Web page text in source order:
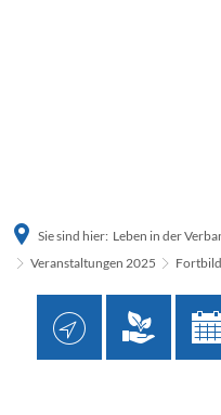
Sie sind hier: Leben in der
Veranstaltungen 2025